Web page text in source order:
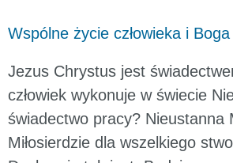
Wspólne życie człowieka i Boga
Jezus Chrystus jest
człowiek wykonuje w świecie
świadectwo pracy? Nieustanna
Miłosierdzie dla wszelkiego